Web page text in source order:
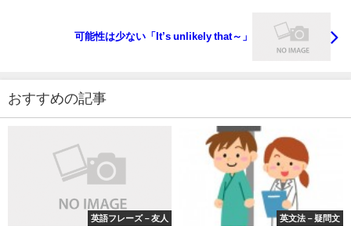
可能性は少ない「It’s unlikely that～」
おすすめの記事
英語フレーズ－友人 英文法－疑問文